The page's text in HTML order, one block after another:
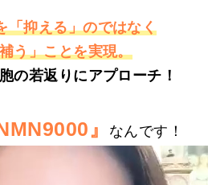
「抑える」のではなく
う」ことを実現。
の若返りにアプローチ！
』 なんです！